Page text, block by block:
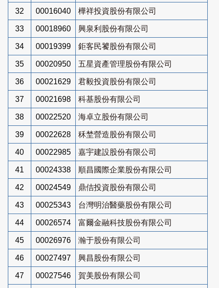
32 00016040 樺祥投資股份有限公司
33 00018960 興泉利股份有限公司
34 00019399 鉅客民饕股份有限公司
35 00020950 五星資產管理股份有限公司
36 00021629 君毅投資股份有限公司
37 00021698 科基股份有限公司
38 00022520 海卓立股份有限公司
39 00022628 秝埜營造股份有限公司
40 00022985 嘉宇建設股份有限公司
41 00024338 順昌國際企業股份有限公司
42 00024549 鼎佶投資股份有限公司
43 00025343 台灣明治醫藥股份有限公司
44 00026574 富爾金融科技股份有限公司
45 00026976 瀚于股份有限公司
46 00027497 興昌股份有限公司
47 00027546 賀美股份有限公司